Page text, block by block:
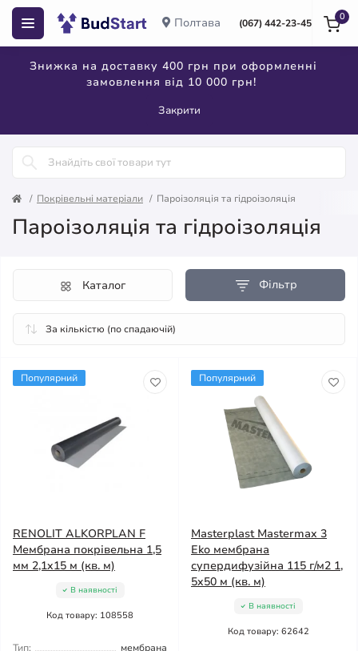
Полтава (067) 442-23-45
Знижка на доставку 400 грн при оформленні
замовлення від 10 000 грн!
Закрити
0
Покрівельні матеріали Пароізоляція та гідроізоляція
Пароізоляція та гідроізоляція
Фільтр
Каталог
Популярний
RENOLIT ALKORPLAN F
Мембрана покрівельна 1,5
мм 2,1x15 м (кв. м)
В наявності
Код товару: 108558
Тип:
мембрана
Популярний
Masterplast Mastermax 3
Eko мембрана
супердифузійна 115 г/м2 1,
5x50 м (кв. м)
В наявності
Код товару: 62642